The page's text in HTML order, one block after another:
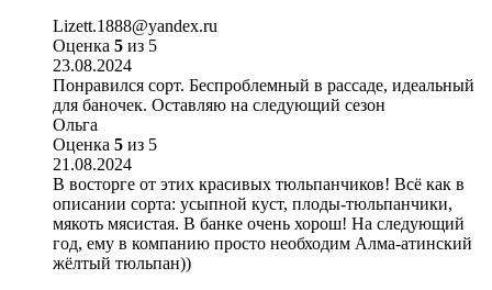
Lizett.1888@yandex.ru
Оценка 5 из 5
23.08.2024
Понравился сорт. Беспроблемный в рассаде, идеальный
для баночек. Оставляю на следующий сезон
Ольга
Оценка 5 из 5
21.08.2024
В восторге от этих красивых тюльпанчиков! Всё как в
описании сорта: усыпной куст, плоды-тюльпанчики,
мякоть мясистая. В банке очень хорош! На следующий
год, ему в компанию просто необходим Алма-атинский
жёлтый тюльпан))